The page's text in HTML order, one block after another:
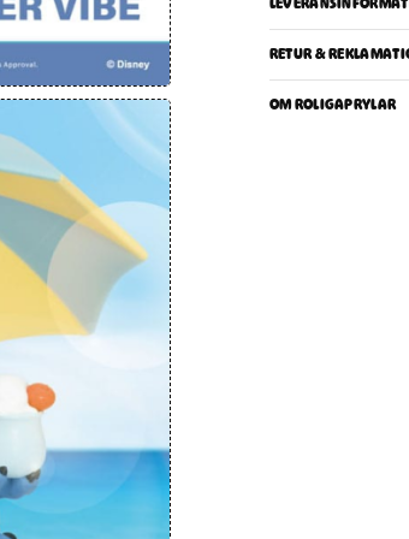
RETUR &
OM ROLIGAPRYLAR